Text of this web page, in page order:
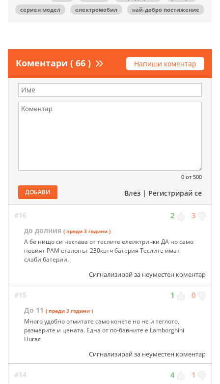
сериен модел
електромобил най-добро постижение
Коментари ( 66 ) Напиши коментар
0 от 500
ДОБАВИ Влез | Регистрирай се
#16 2 3
до долния ( преди 3 години )
А бе нищо си нестава от теслите елеиктрички ДА но само
новият РАМ еталонът 230квтч батерия Теслите имат
слаби батерии.
Сигнализирай за неуместен коментар
#15 1 0
До 11 ( преди 3 години )
Много удобно отмитате само конете но не и теглото,
размерите и цената. Една от по-бавните е Lamborghini
Hurac
Сигнализирай за неуместен коментар
#14 4 1